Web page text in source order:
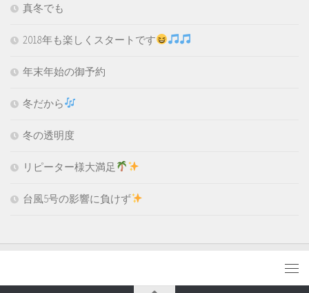
真冬でも
2018年も楽しくスタートです
年末年始の御予約
冬だから
冬の透明度
リピーター様大満足
台風5号の影響に負けず